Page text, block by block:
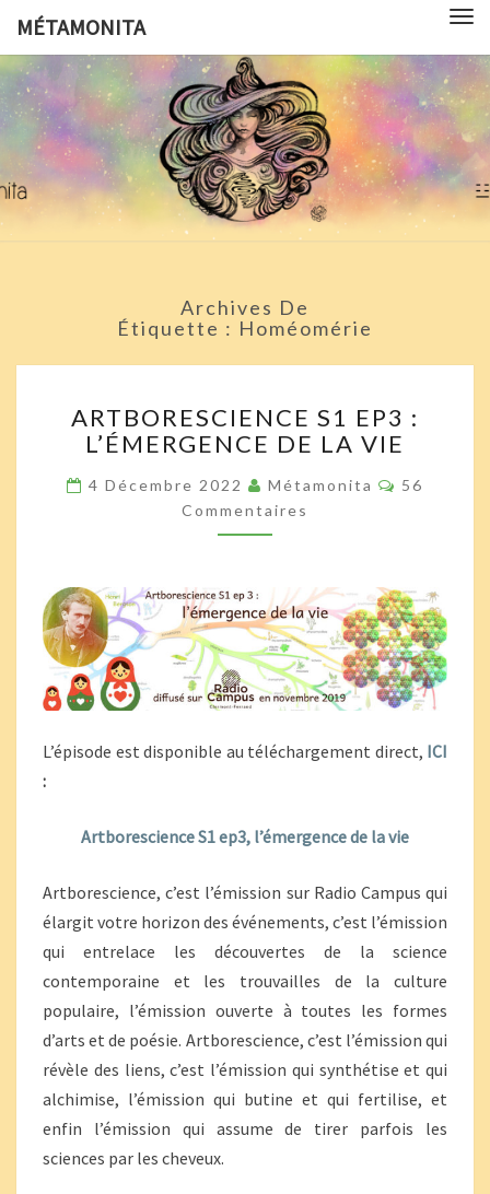
MÉTAMONITA
Pédagogie,
Arts
Visuels,
Sciences
Pop
Culture Et
Archives De
Étiquette : Homéomérie
S1
EP3
L’ÉMERGENCE
DE
LA
ARTBORESCIENCE S1 EP3 :
L’ÉMERGENCE DE LA VIE
4 Décembre 2022 Métamonita
56
Commentaires
L’épisode est disponible au téléchargement direct, ICI
:
Artborescience S1 ep3, l’émergence de la vie
Artborescience, c’est l’émission sur Radio Campus qui
élargit votre horizon des événements, c’est l’émission
qui entrelace les découvertes de la science
contemporaine et les trouvailles de la culture
populaire, l’émission ouverte à toutes les formes
d’arts et de poésie. Artborescience, c’est l’émission qui
révèle des liens, c’est l’émission qui synthétise et qui
alchimise, l’émission qui butine et qui fertilise, et
enfin l’émission qui assume de tirer parfois les
sciences par les cheveux.